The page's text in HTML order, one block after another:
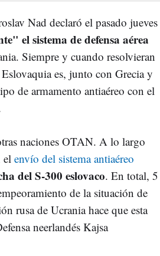
Nad declaró el pasado jueves
el sistema de defensa aérea
Siempre y cuando resolvieran
es, junto con Grecia y
de armamento antiaéreo con el
naciones OTAN. A lo largo
el envío del sistema antiaéreo
del S-300 eslovaco. En total, 5
de la situación de
rusa de Ucrania hace que esta
neerlandés Kajsa